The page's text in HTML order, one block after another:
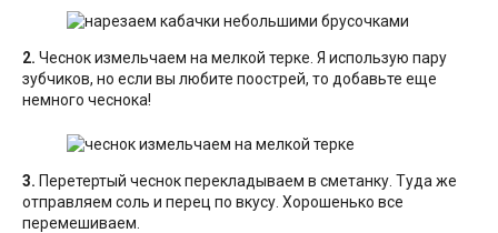
2. Чеснок измельчаем на мелкой терке. Я использую пару
зубчиков, но если вы любите поострей, то добавьте еще
немного чеснока!
3. Перетертый чеснок перекладываем в сметанку. Туда же
отправляем соль и перец по вкусу. Хорошенько все
перемешиваем.